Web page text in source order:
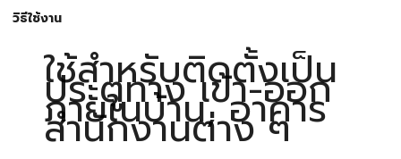
วิธีใช้งาน
ใช้สำหรับติดตั้งเป็น
ประตูทาง เข้า-ออก
ภายในบ้าน, อาคาร
สำนักงานต่าง ๆ